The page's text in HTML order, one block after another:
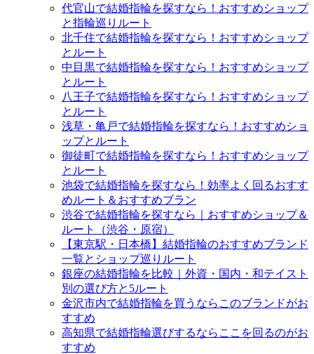
代官山で結婚指輪を探すなら！おすすめショップ
と指輪巡りルート
北千住で結婚指輪を探すなら！おすすめショップ
とルート
中目黒で結婚指輪を探すなら！おすすめショップ
とルート
八王子で結婚指輪を探すなら！おすすめショップ
とルート
浅草・亀戸で結婚指輪を探すなら！おすすめショ
ップとルート
御徒町で結婚指輪を探すなら！おすすめショップ
とルート
池袋で結婚指輪を探すなら！効率よく回るおすす
めルート＆おすすめブラン
渋谷で結婚指輪を探すなら｜おすすめショップ＆
ルート（渋谷・原宿）
【東京駅・日本橋】結婚指輪のおすすめブランド
一覧とショップ巡りルート
銀座の結婚指輪を比較｜外資・国内・和テイスト
別の選び方と5ルート
金沢市内で結婚指輪を買うならこのブランドがお
すすめ
高知県で結婚指輪選びするならここを回るのがお
すすめ